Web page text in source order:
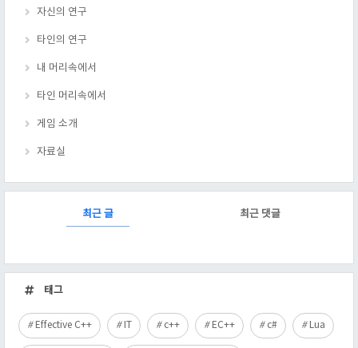
자신의 연구
타인의 연구
내 머리속에서
타인 머리속에서
게임 소개
자료실
최근 글 최근 댓글
근
글
태그
Effective C++ IT c++ EC++ c# Lua